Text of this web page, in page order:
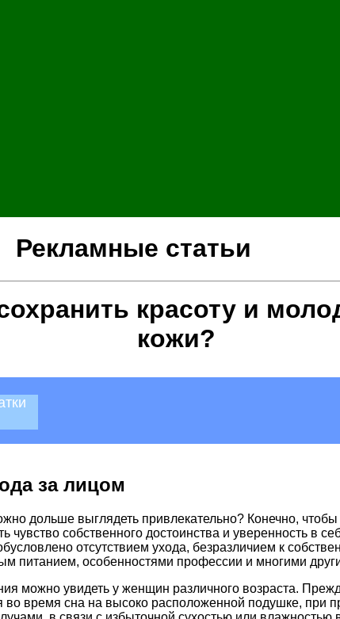
Рекламные статьи
красоту и
кожи?
за лицом
дольше выглядеть привлекательно? Конечно, чтобы
чувство собственного достоинства и уверенность в
отсутствием ухода, безразличием к
питанием, особенностями профессии и многими
можно увидеть у женщин различного возраста.
во время сна на высоко расположенной подушке, при